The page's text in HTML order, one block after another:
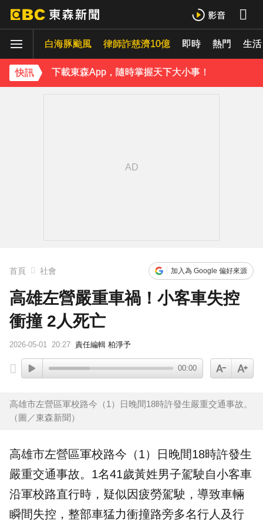
白海豚颱風 律師詐慈濟10億 即時 熱門 生活
快訊
下載東森App，隨時掌握天下大小事！
首頁 社會 加入為 Google 偏好來源
高雄左營嚴重車禍！小客車失控
衝撞 2人死亡
2026-05-01 20:27 責任編輯 柏淨予
00:00
高雄市左營區軍校路今（1）日晚間18時許發生嚴重交通事故。
（圖／東森新聞）
高雄市左營區軍校路今（1）日晚間18時許發生
嚴重交通事故。1名41歲黃姓男子駕駛自小客車
沿軍校路直行時，疑似因疲勞駕駛 ，導致車輛
瞬間失控，整部車猛力衝撞路旁多名行人及行